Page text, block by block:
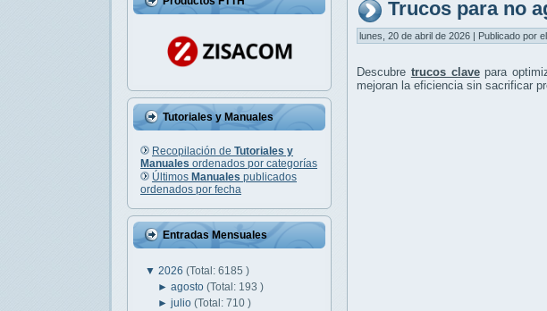
Tutoriales y Manuales
Recopilación de Tutoriales y
Manuales ordenados por categorías
Últimos Manuales publicados
ordenados por fecha
Entradas Mensuales
▼ 2026 (Total: 6185 )
►agosto(Total: 193 )
►julio(Total: 710 )
Trucos para no
lunes, 20 de abril de 2026 | Publicado por
Descubre trucos clavepara
mejoran la eficiencia sin sacrificar